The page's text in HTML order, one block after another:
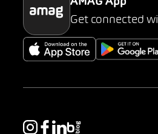
AMAG App
Get connected